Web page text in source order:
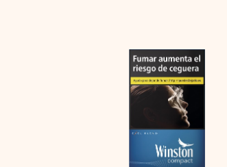
Winston
Compact
cantidad